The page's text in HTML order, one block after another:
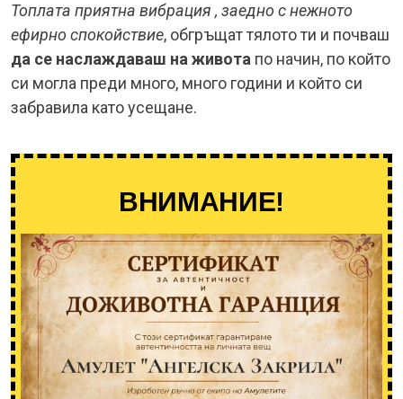
Топлата приятна вибрация , заедно с нежното
ефирно спокойствие, обгръщат тялото ти и почваш
да се наслаждаваш на живота по начин, по който
си могла преди много, много години и който си
забравила като усещане.
ВНИМАНИЕ!